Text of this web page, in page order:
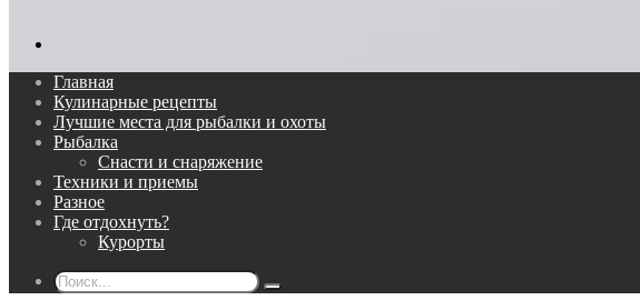
Главная
Кулинарные рецепты
Лучшие места для рыбалки и охоты
Рыбалка
Снасти и снаряжение
Техники и приемы
Разное
Где отдохнуть?
Курорты
Поиск...